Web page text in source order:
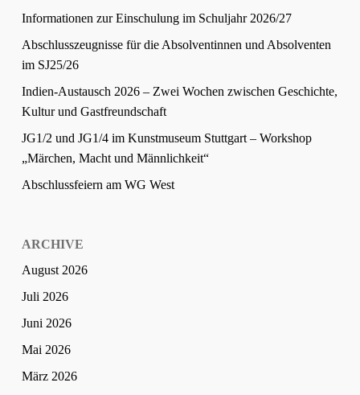
Informationen zur Einschulung im Schuljahr 2026/27
Abschlusszeugnisse für die Absolventinnen und Absolventen
im SJ25/26
Indien-Austausch 2026 – Zwei Wochen zwischen Geschichte,
Kultur und Gastfreundschaft
JG1/2 und JG1/4 im Kunstmuseum Stuttgart – Workshop
„Märchen, Macht und Männlichkeit“
Abschlussfeiern am WG West
ARCHIVE
August 2026
Juli 2026
Juni 2026
Mai 2026
März 2026